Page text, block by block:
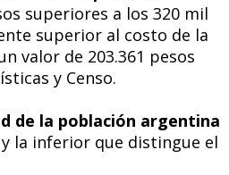
superiores a los 320 mil
superior al costo de la
valor de 203.361 pesos
y Censo.
de la población argentina
la inferior que distingue el